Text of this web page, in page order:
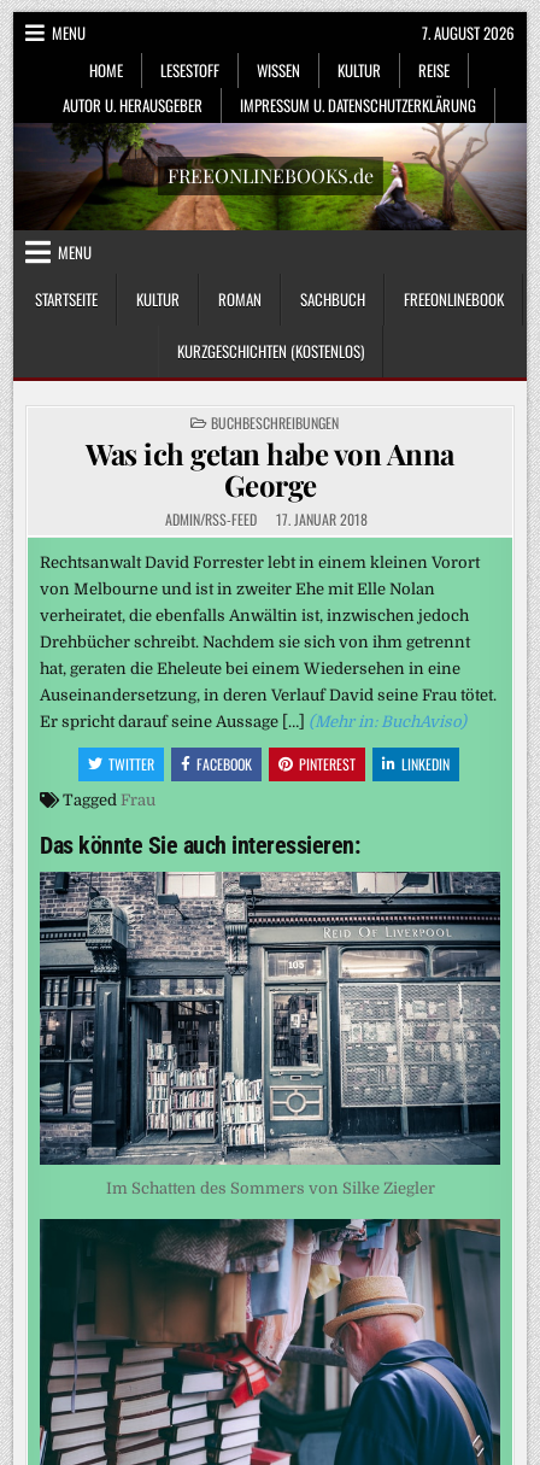
Skip
to
content
MENU
HOME
LESESTOFF WISSEN KULTUR
REISE
AUTOR U. HERAUSGEBER
IMPRESSUM U. DATENSCHUTZERKLÄRUNG
7. AUGUST 2026
FREEONLINEBOOKS.de
MENU
STARTSEITE
KULTUR ROMAN SACHBUCH FREEONLINEBOOK
KURZGESCHICHTEN (KOSTENLOS)
POSTED
IN
BUCHBESCHREIBUNGEN
Was ich getan habe von Anna
George
ADMIN/RSS-FEED 17. JANUAR 2018
Rechtsanwalt David Forrester lebt in einem kleinen Vorort
von Melbourne und ist in zweiter Ehe mit Elle Nolan
verheiratet, die ebenfalls Anwältin ist, inzwischen jedoch
Drehbücher schreibt. Nachdem sie sich von ihm getrennt
hat, geraten die Eheleute bei einem Wiedersehen in eine
Auseinandersetzung, in deren Verlauf David seine Frau tötet.
Er spricht darauf seine Aussage […] (Mehr in: BuchAviso)
TWITTER FACEBOOK PINTEREST LINKEDIN
Tagged Frau
Das könnte Sie auch interessieren:
Im Schatten des Sommers von Silke Ziegler